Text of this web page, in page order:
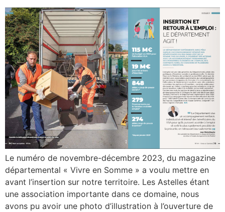
Le numéro de novembre-décembre 2023, du magazine
départemental « Vivre en Somme » a voulu mettre en
avant l’insertion sur notre territoire. Les Astelles étant
une association importante dans ce domaine, nous
avons pu avoir une photo d’illustration à l’ouverture de